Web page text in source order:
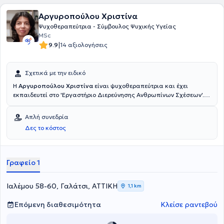
Αργυροπούλου Χριστίνα
Ψυχοθεραπεύτρια - Σύμβουλος Ψυχικής Υγείας
MSc
9.9|14 αξιολογήσεις
Σχετικά με την ειδικό
Η Αργυροπούλου Χριστίνα είναι ψυχοθεραπεύτρια και έχει
εκπαιδευτεί στο 'Εργαστήριο Διερεύνησης Ανθρωπίνων Σχέσεων'.
of Science in Psychology και στην ψυχοεκπαίδευση παιδιών και
εφήβων με αυτισμό - Master of Education in Autism. Έχει εργαστεί
σε κέντρα ειδικών θεραπειών. Τα τελευταία χρόνια διατηρεί δικό
της γραφείο και ασχολείται με την ψυχοθεραπεία ενηλίκων καθώς
Απλή συνεδρία
Δες το κόστος
Γραφείο 1
Ιαλέμου 58-60, Γαλάτσι, ΑΤΤΙΚΗ 1,1 km
Επόμενη διαθεσιμότητα Κλείσε ραντεβού